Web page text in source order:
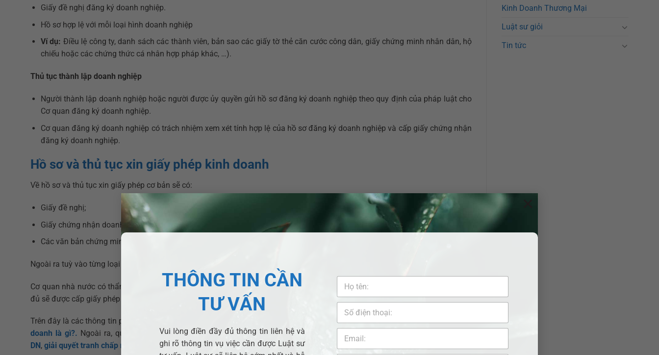
THÔNG TIN CẦN
TƯ VẤN
Vui lòng điền đầy đủ thông tin liên hệ và
ghi rõ thông tin vụ việc cần được Luật sư
Giấy đề nghị đăng ký doanh nghiệp.
Hồ sơ hợp lệ với mỗi loại hình doanh nghiệp
Ví dụ: Điều lệ công ty, danh sách các thành viên, bản sao các giấy tờ thẻ căn cước công dân, giấy chứng minh nhân dân, hộ
chiếu hoặc các chứng thức cá nhân hợp pháp khác, …).
Thủ tục thành lập doanh nghiệp
Người thành lập doanh nghiệp hoặc người được ủy quyền gửi hồ sơ đăng ký doanh nghiệp theo quy định của pháp luật cho
Cơ quan đăng ký doanh nghiệp.
Cơ quan đăng ký doanh nghiệp có trách nhiệm xem xét tính hợp lệ của hồ sơ đăng ký doanh nghiệp và cấp giấy chứng nhận
đăng ký doanh nghiệp.
Hồ sơ và thủ tục xin giấy phép kinh doanh
Về hồ sơ và thủ tục xin giấy phép cơ bản sẽ có:
Giấy đề nghị;
Giấy chứng nhận doanh nghiệp bản sao;
Các văn bản chứng minh đáp ứng đủ điều kiện kinh doanh;
Ngoài ra tuỳ vào từng loại giấy cụ thể mà có các tài liệu, văn bản đi kèm khác nhau.
Cơ quan nhà nước có thẩm quyền sẽ tiến hành thẩm định, kiểm tra các điều kiện. Nếu hồ sơ và điều kiện thực tế đáp ứng đầy
đủ sẽ được cấp giấy phép kinh doanh.
Trên đây là các thông tin pháp luật phổ biến về
Hồ sơ và Thủ tục cấp Giấy chứng nhận đăng ký doanh nghiệp – giấy phép kinh
doanh là gì?. Ngoài ra, quý khách hàng còn các vấn đề pháp luật nào cần hỗ trợ tư vấn liên quan đến
DN , giải quyết tranh chấp nội bộ hợp đồng kinh tế … xin vui lòng liên hệ Pháp lý nhanh
Kinh Doanh Thương Mại
Luật sư giỏi
Tin tức